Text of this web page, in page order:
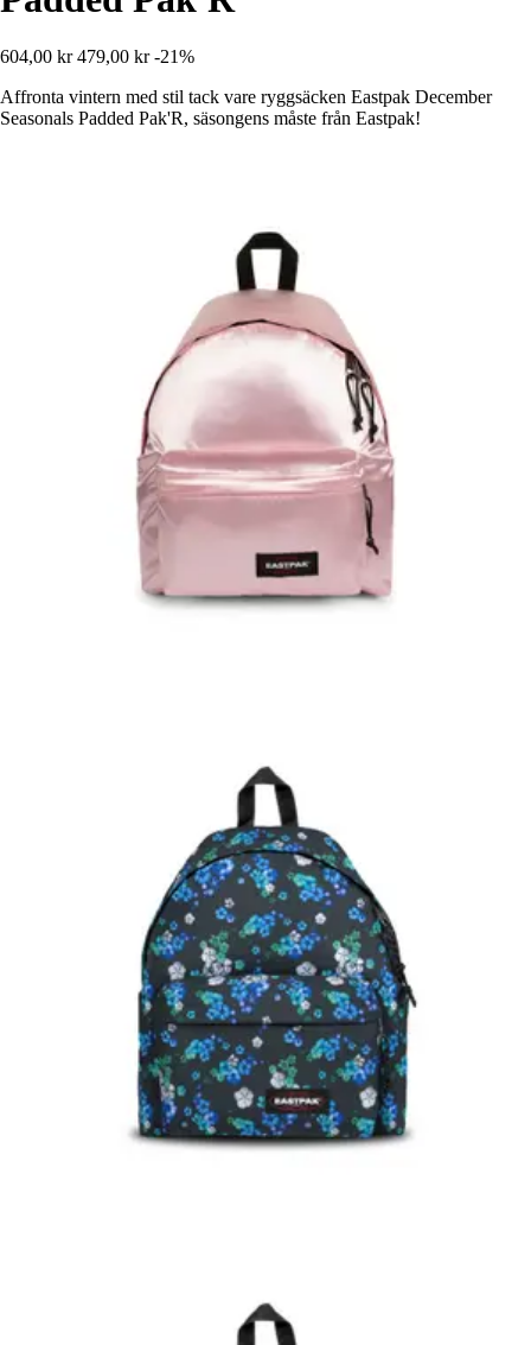
604,00 kr 479,00 kr -21%
Affronta vintern med stil tack vare ryggsäcken Eastpak December
Seasonals Padded Pak'R, säsongens måste från Eastpak!